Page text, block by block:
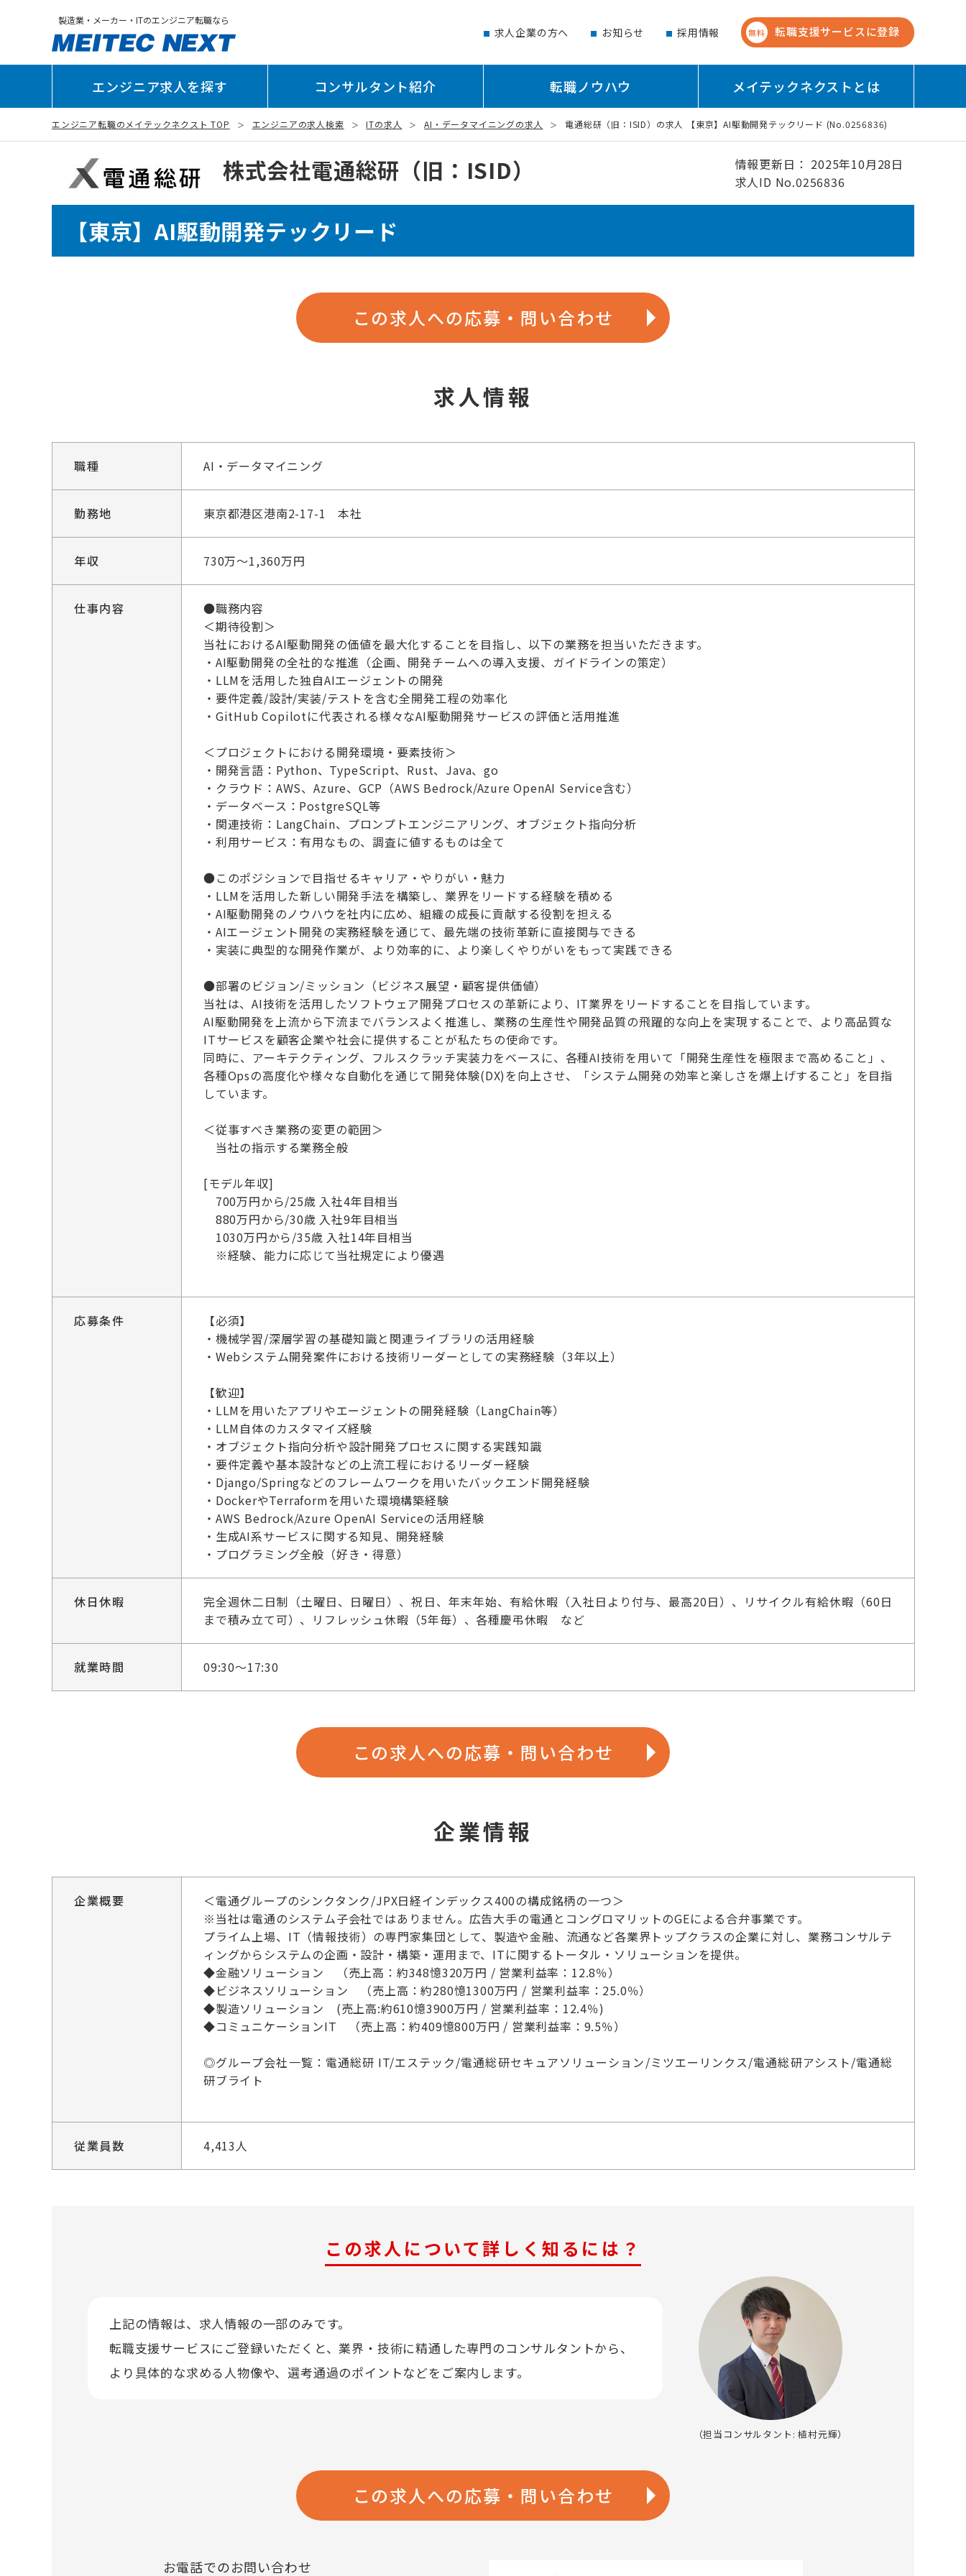
製造業・メーカー・ITのエンジニア転職なら
求人企業の方へ お知らせ 採用情報 無料 転職支援サービスに登録
エンジニア求人を探す コンサルタント紹介 転職ノウハウ メイテックネクストとは
エンジニア転職のメイテックネクスト TOP エンジニアの求人検索 ITの求人 AI・データマイニングの求人 電通総研（旧：ISID）の求人 【東京】AI駆動開発テックリード (No.0256836)
株式会社電通総研（旧：ISID）
情報更新日： 2025年10月28日
求人ID No.0256836
【東京】AI駆動開発テックリード
この求人への応募・問い合わせ
求人情報
職種 AI・データマイニング
勤務地 東京都港区港南2-17-1 本社
年収 730万～1,360万円
仕事内容
●職務内容
＜期待役割＞
当社におけるAI駆動開発の価値を最大化することを目指し、以下の業務を担当いただきます。
・AI駆動開発の全社的な推進（企画、開発チームへの導入支援、ガイドラインの策定）
・LLMを活用した独自AIエージェントの開発
・要件定義/設計/実装/テストを含む全開発工程の効率化
・GitHub Copilotに代表される様々なAI駆動開発サービスの評価と活用推進
＜プロジェクトにおける開発環境・要素技術＞
・開発言語：Python、TypeScript、Rust、Java、go
・クラウド：AWS、Azure、GCP（AWS Bedrock/Azure OpenAI Service含む）
・データベース：PostgreSQL等
・関連技術：LangChain、プロンプトエンジニアリング、オブジェクト指向分析
・利用サービス：有用なもの、調査に値するものは全て
●このポジションで目指せるキャリア・やりがい・魅力
・LLMを活用した新しい開発手法を構築し、業界をリードする経験を積める
・AI駆動開発のノウハウを社内に広め、組織の成長に貢献する役割を担える
・AIエージェント開発の実務経験を通じて、最先端の技術革新に直接関与できる
・実装に典型的な開発作業が、より効率的に、より楽しくやりがいをもって実践できる
●部署のビジョン/ミッション（ビジネス展望・顧客提供価値）
当社は、AI技術を活用したソフトウェア開発プロセスの革新により、IT業界をリードすることを目指しています。
AI駆動開発を上流から下流までバランスよく推進し、業務の生産性や開発品質の飛躍的な向上を実現することで、より高品質な
ITサービスを顧客企業や社会に提供することが私たちの使命です。
同時に、アーキテクティング、フルスクラッチ実装力をベースに、各種AI技術を用いて「開発生産性を極限まで高めること」、
各種Opsの高度化や様々な自動化を通じて開発体験(DX)を向上させ、「システム開発の効率と楽しさを爆上げすること」を目指
しています。
＜従事すべき業務の変更の範囲＞
当社の指示する業務全般
[モデル年収]
700万円から/25歳 入社4年目相当
880万円から/30歳 入社9年目相当
1030万円から/35歳 入社14年目相当
※経験、能力に応じて当社規定により優遇
応募条件
【必須】
・機械学習/深層学習の基礎知識と関連ライブラリの活用経験
・Webシステム開発案件における技術リーダーとしての実務経験（3年以上）
【歓迎】
・LLMを用いたアプリやエージェントの開発経験（LangChain等）
・LLM自体のカスタマイズ経験
・オブジェクト指向分析や設計開発プロセスに関する実践知識
・要件定義や基本設計などの上流工程におけるリーダー経験
・Django/Springなどのフレームワークを用いたバックエンド開発経験
・DockerやTerraformを用いた環境構築経験
・AWS Bedrock/Azure OpenAI Serviceの活用経験
・生成AI系サービスに関する知見、開発経験
・プログラミング全般（好き・得意）
休日休暇
完全週休二日制（土曜日、日曜日）、祝日、年末年始、有給休暇（入社日より付与、最高20日）、リサイクル有給休暇（60日
まで積み立て可）、リフレッシュ休暇（5年毎）、各種慶弔休暇 など
就業時間 09:30～17:30
この求人への応募・問い合わせ
企業情報
企業概要
＜電通グループのシンクタンク/JPX日経インデックス400の構成銘柄の一つ＞
※当社は電通のシステム子会社ではありません。広告大手の電通とコングロマリットのGEによる合弁事業です。
プライム上場、IT（情報技術）の専門家集団として、製造や金融、流通など各業界トップクラスの企業に対し、業務コンサルテ
ィングからシステムの企画・設計・構築・運用まで、ITに関するトータル・ソリューションを提供。
◆金融ソリューション （売上高：約348憶320万円 / 営業利益率：12.8％）
◆ビジネスソリューション （売上高：約280憶1300万円 / 営業利益率：25.0％）
◆製造ソリューション (売上高:約610憶3900万円 / 営業利益率：12.4％)
◆コミュニケーションIT （売上高：約409憶800万円 / 営業利益率：9.5％）
◎グループ会社一覧：電通総研 IT/エステック/電通総研セキュアソリューション/ミツエーリンクス/電通総研アシスト/電通総
研ブライト
従業員数 4,413人
この求人について詳しく知るには？
上記の情報は、求人情報の一部のみです。
転職支援サービスにご登録いただくと、業界・技術に精通した専門のコンサルタントから、
より具体的な求める人物像や、選考通過のポイントなどをご案内します。
（担当コンサルタント: 植村元輝）
この求人への応募・問い合わせ
お電話でのお問い合わせ